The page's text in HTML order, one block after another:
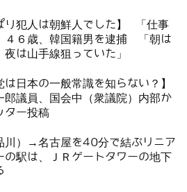
り犯人は朝鮮人でした】 「仕事
４６歳、韓国籍男を逮捕 「朝は
夜は山手線狙っていた」
は日本の一般常識を知らない？】
郎議員、国会中（衆議院）内部か
ター投稿
川）→名古屋を40分で結ぶリニア
の駅は、ＪＲゲートタワーの地下